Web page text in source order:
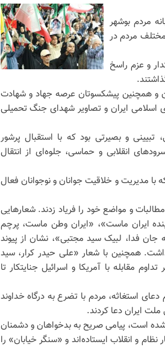
مردم بوشهر
اقشار مختلف مردم در
و عزم راسخ
و همچنین پیشکسوتان عرصه جهاد و شهادت
ایران و تصاویر شهدای جنگ تحمیلی
و بصیرتی بود که با استقبال پرشور
انقلابی و حماسی، جلوه‌ای از انتقال
مدیریت و خلاقیت جوانان و نوجوانان فعال
و مواضع خود را فریاد زدند. شعارهایی
ایران ماست»، «ایران وطن ماست، پرچم
فدا، لبیک سید مجتبی»، نشان از پیوند
همچنین با شعار «علی حیدر کرار، سید
مقابله با آمریکا و اسرائیل جنایتکار تا
استغاثه، مردم با تضرع به درگاه خداوند
ایران دعا کردند.
است، پیامی صریح به بدخواهان و دشمنان
و انقلاب ایستاده‌اند و «سنگر خیابان» را